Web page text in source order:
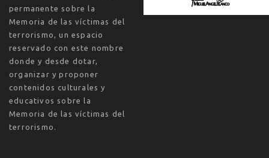
permanente sobre la
Memoria de las víctimas del
terrorismo, un espacio
reservado con este nombre
donde y desde dotar,
organizar y proponer
contenidos culturales y
educativos sobre la
Memoria de las víctimas del
terrorismo.